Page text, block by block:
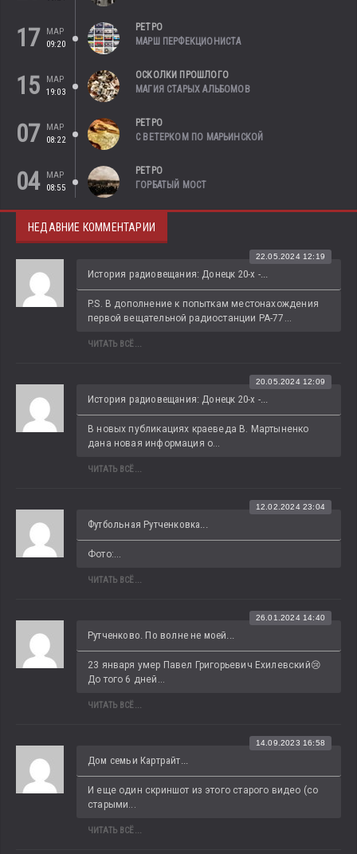
17
МАР
09:20
РЕТРО
МАРШ ПЕРФЕКЦИОНИСТА
15
МАР
19:03
ОСКОЛКИ ПРОШЛОГО
МАГИЯ СТАРЫХ АЛЬБОМОВ
07
МАР
08:22
РЕТРО
С ВЕТЕРКОМ ПО МАРЬИНСКОЙ
04
МАР
08:55
РЕТРО
ГОРБАТЫЙ МОСТ
НЕДАВНИЕ КОММЕНТАРИИ
История радиовещания: Донецк 20-х -...
22.05.2024 12:19
P.S. В дополнение к попыткам местонахождения
первой вещательной радиостанции РА-77...
ЧИТАТЬ ВСЁ...
История радиовещания: Донецк 20-х -...
20.05.2024 12:09
В новых публикациях краеведа В. Мартыненко
дана новая информация о...
ЧИТАТЬ ВСЁ...
Футбольная Рутченковка...
12.02.2024 23:04
Фото:...
ЧИТАТЬ ВСЁ...
Рутченково. По волне не моей...
26.01.2024 14:40
23 января умер Павел Григорьевич Ехилевский😢
До того 6 дней...
ЧИТАТЬ ВСЁ...
Дом семьи Картрайт...
14.09.2023 16:58
И еще один скриншот из этого старого видео (со
старыми...
ЧИТАТЬ ВСЁ...